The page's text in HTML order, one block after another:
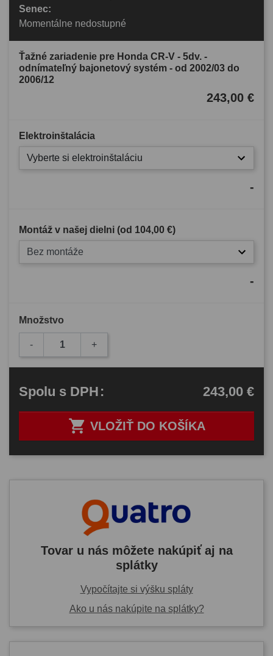
Senec:
Momentálne nedostupné
Ťažné zariadenie pre Honda CR-V - 5dv. -
odnímateľný bajonetový systém - od 2002/03 do
2006/12
243,00 €
Elektroinštalácia
Vyberte si elektroinštaláciu
-
Montáž v našej dielni (od 104,00 €)
Bez montáže
-
Množstvo
- +
 VLOŽIŤ DO KOŠÍKA
Spolu s DPH: 243,00 €
Tovar u nás môžete nakúpiť aj na
splátky
Vypočítajte si výšku spláty
Ako u nás nakúpite na splátky?